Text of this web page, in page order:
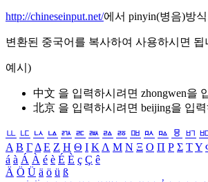
http://chineseinput.net/에서 pinyin(병음)방
변환된 중국어를 복사하여 사용하시면 됩
예시)
中文 을 입력하시려면 zhongwen을
北京 을 입력하시려면 beijing을 입
ㅥ ㅦ ㅧ ㅨ ㅩ ㅪ ㅫ ㅬ ㅭ ㅮ ㅯ ㅰ ㅱ ㅲ
Α Β ΓΔ Ε Ζ Η Θ Ι ΚΛ Μ Ν Ξ Ο Π Ρ Σ ΤΥ
á à Á À é è É È ç Ç ê
Ä Ö Ü ä ö ü ß